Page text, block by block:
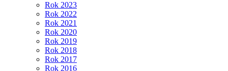
Rok 2023
Rok 2022
Rok 2021
Rok 2020
Rok 2019
Rok 2018
Rok 2017
Rok 2016